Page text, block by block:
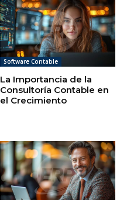
Software Contable
La Importancia de la
Consultoría Contable en
el Crecimiento